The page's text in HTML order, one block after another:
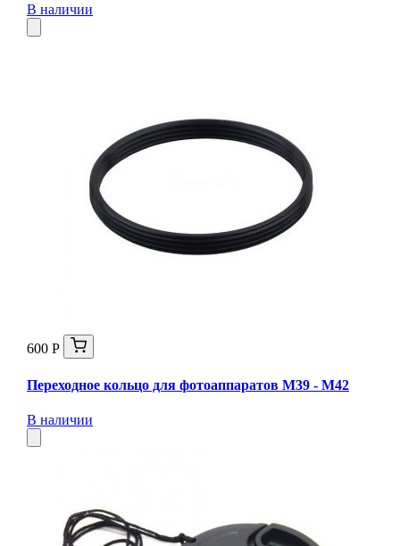
В наличии
600 Р
Переходное кольцо для фотоаппаратов М39 - М42
В наличии